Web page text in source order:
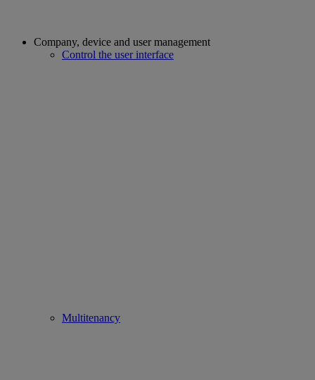
Company, device and user management
Control the user interface
Multitenancy